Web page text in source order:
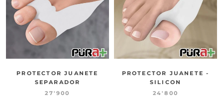
PROTECTOR JUANETE
SEPARADOR
27'900
PROTECTOR JUANETE -
SILICON
24'800